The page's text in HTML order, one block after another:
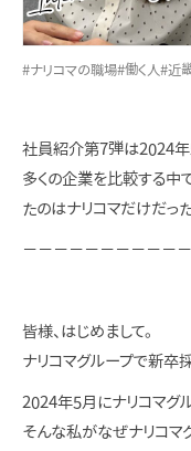
#ナリコマの職場#働く人#近
社員紹介第7弾は2024年
多くの企業を比較する中
たのはナリコマだけだった
－－－－－－－－－－
皆様、はじめまして。
ナリコマグループで新卒
2024年5月にナリコマグ
そんな私がなぜナリコマ